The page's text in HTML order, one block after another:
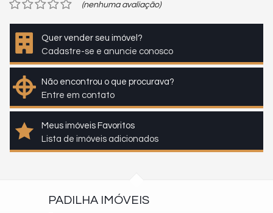
(nenhuma avaliação)
Quer vender seu imóvel?
Cadastre-se e anuncie conosco
Não encontrou o que procurava?
Entre em contato
Meus imóveis Favoritos
Lista de imóveis adicionados
PADILHA IMÓVEIS